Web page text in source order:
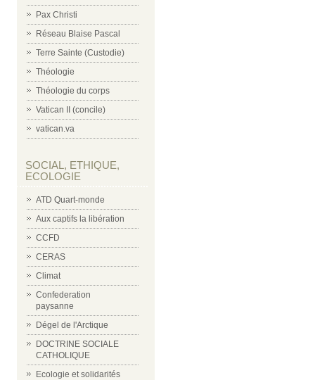
Pax Christi
Réseau Blaise Pascal
Terre Sainte (Custodie)
Théologie
Théologie du corps
Vatican II (concile)
vatican.va
SOCIAL, ETHIQUE,
ECOLOGIE
ATD Quart-monde
Aux captifs la libération
CCFD
CERAS
Climat
Confederation
paysanne
Dégel de l'Arctique
DOCTRINE SOCIALE
CATHOLIQUE
Ecologie et solidarités